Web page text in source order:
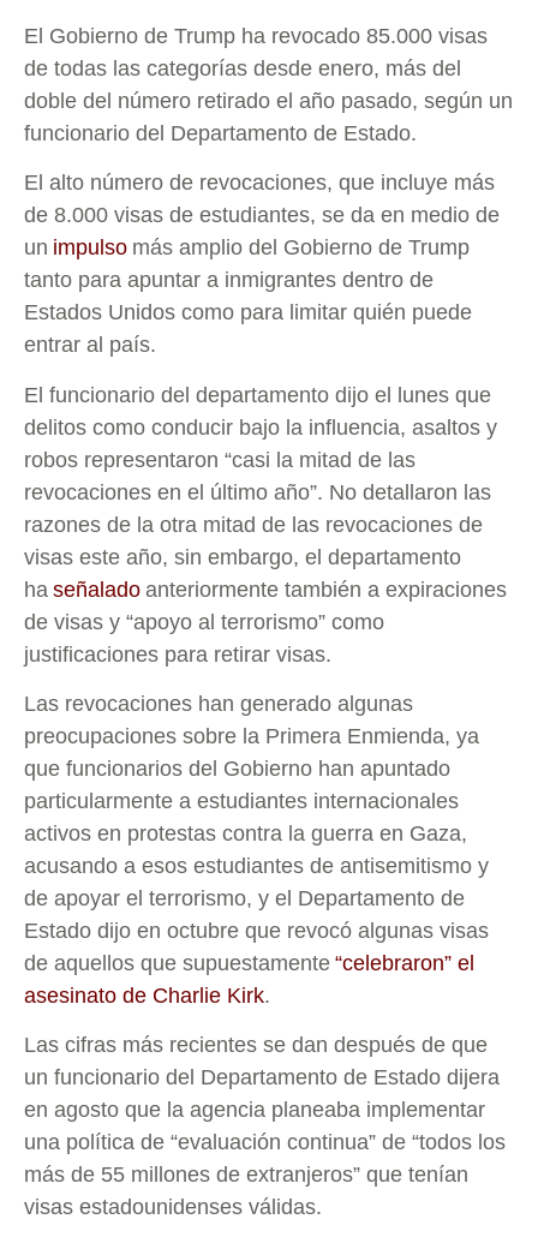
El Gobierno de Trump ha revocado 85.000 visas
de todas las categorías desde enero, más del
doble del número retirado el año pasado, según un
funcionario del Departamento de Estado.
El alto número de revocaciones, que incluye más
de 8.000 visas de estudiantes, se da en medio de
un impulso más amplio del Gobierno de Trump
tanto para apuntar a inmigrantes dentro de
Estados Unidos como para limitar quién puede
entrar al país.
El funcionario del departamento dijo el lunes que
delitos como conducir bajo la influencia, asaltos y
robos representaron “casi la mitad de las
revocaciones en el último año”. No detallaron las
razones de la otra mitad de las revocaciones de
visas este año, sin embargo, el departamento
ha señalado anteriormente también a expiraciones
de visas y “apoyo al terrorismo” como
justificaciones para retirar visas.
Las revocaciones han generado algunas
preocupaciones sobre la Primera Enmienda, ya
que funcionarios del Gobierno han apuntado
particularmente a estudiantes internacionales
activos en protestas contra la guerra en Gaza,
acusando a esos estudiantes de antisemitismo y
de apoyar el terrorismo, y el Departamento de
Estado dijo en octubre que revocó algunas visas
de aquellos que supuestamente “celebraron” el
asesinato de Charlie Kirk.
Las cifras más recientes se dan después de que
un funcionario del Departamento de Estado dijera
en agosto que la agencia planeaba implementar
una política de “evaluación continua” de “todos los
más de 55 millones de extranjeros” que tenían
visas estadounidenses válidas.